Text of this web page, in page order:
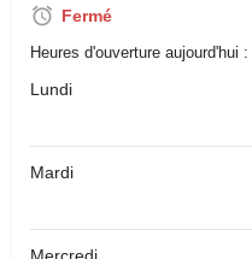
Fermé
Heures d'ouverture aujourd'hui :
Lundi
Mardi